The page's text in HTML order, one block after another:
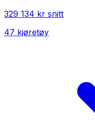
329 134 kr snitt
47 kjøretøy